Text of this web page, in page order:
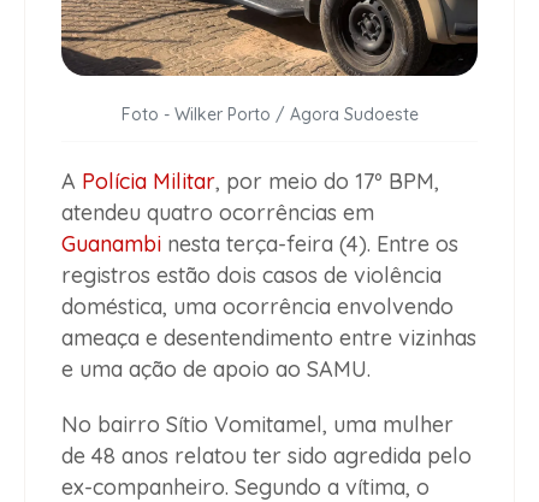
Foto - Wilker Porto / Agora Sudoeste
A Polícia Militar, por meio do 17º BPM,
atendeu quatro ocorrências em
Guanambi nesta terça-feira (4). Entre os
registros estão dois casos de violência
doméstica, uma ocorrência envolvendo
ameaça e desentendimento entre vizinhas
e uma ação de apoio ao SAMU.
No bairro Sítio Vomitamel, uma mulher
de 48 anos relatou ter sido agredida pelo
ex-companheiro. Segundo a vítima, o